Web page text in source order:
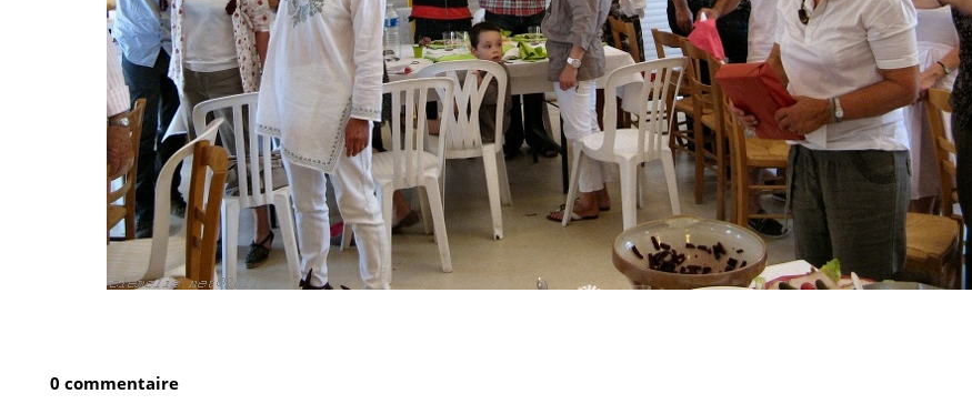
0 commentaire